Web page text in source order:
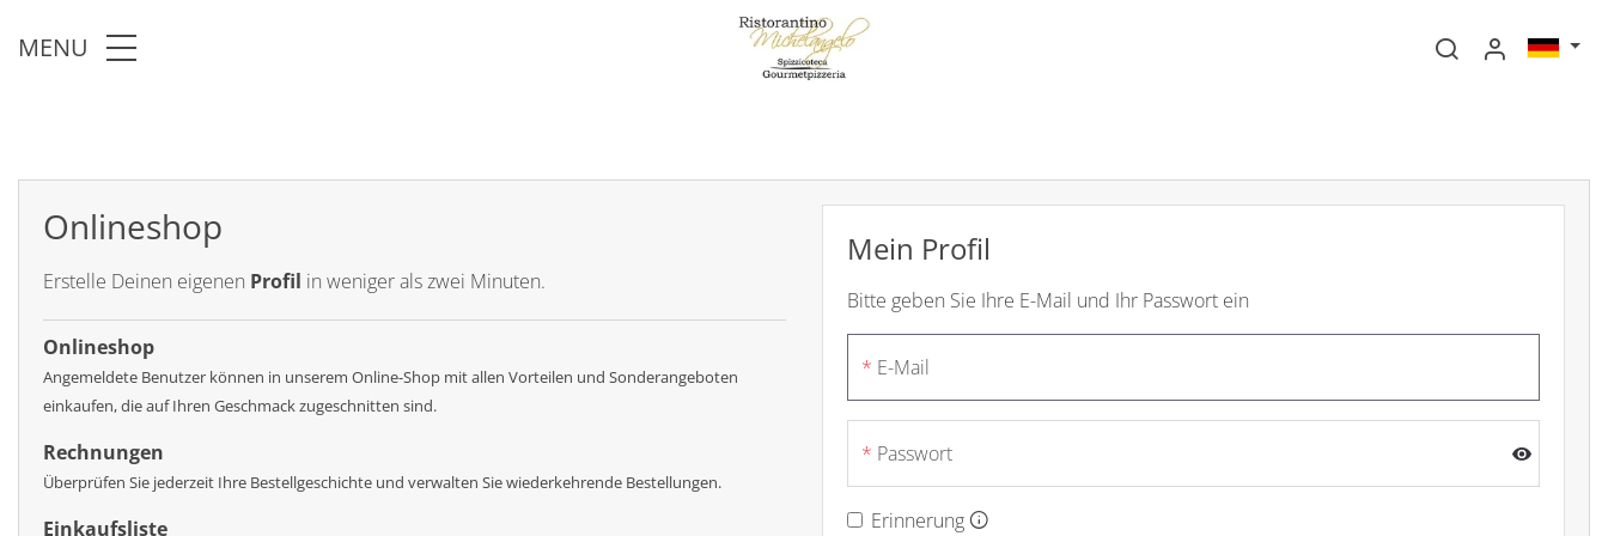
MENU
Mein Profil
Bitte geben Sie Ihre E-Mail und Ihr Passwort ein
E-Mail
Passwort
Erinnerung
Onlineshop
Erstelle Deinen eigenen Profil in weniger als zwei Minuten.
Onlineshop
Angemeldete Benutzer können in unserem Online-Shop mit allen Vorteilen und Sonderangeboten
einkaufen, die auf Ihren Geschmack zugeschnitten sind.
Rechnungen
Überprüfen Sie jederzeit Ihre Bestellgeschichte und verwalten Sie wiederkehrende Bestellungen.
Einkaufsliste